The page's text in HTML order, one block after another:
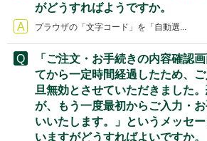
がどうすればようですか。
プラウザの「文字コード」を「自動選...
「ご注文・お手続きの内容確認
てから一定時間経過したため、
旦無効とさせていただきました
が、もう一度最初からご入力・
いいたします。」というメッセ
いますがどうすればよいですか。